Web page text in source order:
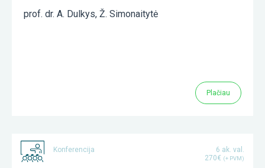
prof. dr. A. Dulkys, Ž. Simonaitytė
Plačiau
Konferencija
6 ak. val.
270€ (+ PVM)